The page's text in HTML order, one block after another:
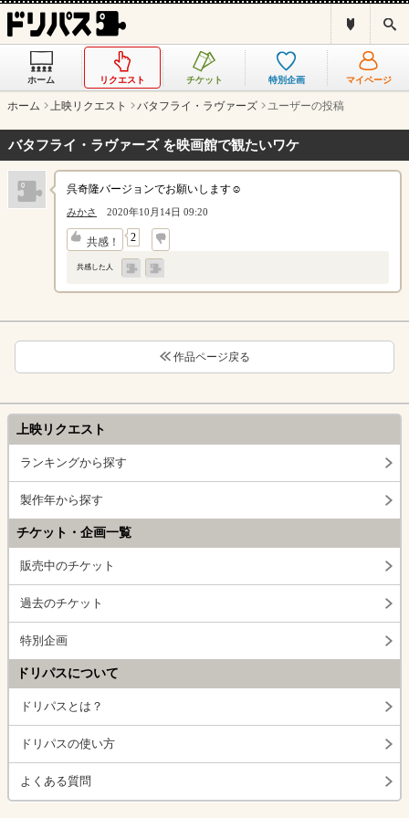
ス
ホーム リクエスト チケット 特別企画 マイページ
ホーム 上映リクエスト バタフライ・ラヴァーズ ユーザーの投稿
バタフライ・ラヴァーズ を映画館で観たいワケ
呉奇隆バージョンでお願いします☺
みかさ 2020年10月14日 09:20
共感！ 2
↓
共感した人
作品ページ戻る
上映リクエスト
ランキングから探す
製作年から探す
チケット・企画一覧
販売中のチケット
過去のチケット
特別企画
ドリパスについて
ドリパスとは？
ドリパスの使い方
よくある質問